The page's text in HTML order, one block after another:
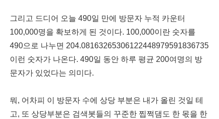
그리고 드디어 오늘 490일 만에 방문자 누적 카운터
100,000명을 확보하게 된 것이다. 100,000이란 숫자를
490으로 나누면 204.08163265306122448979591836735
이런 숫자가 나온다. 490일 동안 하루 평균 200여명의 방
문자가 있었다는 의미다.
뭐, 어차피 이 방문자 수에 상당 부분은 내가 올린 것일 테
고, 또 상당부분은 검색봇들의 꾸준한 찝쩍댐도 한 몫을 한